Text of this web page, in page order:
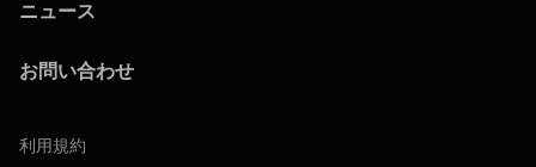
ニュース
お問い合わせ
利用規約